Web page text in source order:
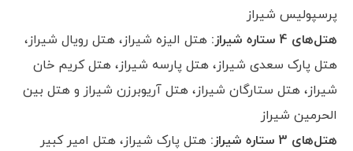
پرسپولیس شیراز
هتل‌های 4 ستاره شیراز:
هتل الیزه شیراز، هتل رویال شیراز،
هتل پارک سعدی شیراز، هتل پارسه شیراز، هتل کریم خان
شیراز، هتل ستارگان شیراز، هتل آريوبرزن شیراز و هتل بین
الحرمین شیراز
هتل‌های 3 ستاره شیراز:
هتل پارک شیراز، هتل امیر کبیر